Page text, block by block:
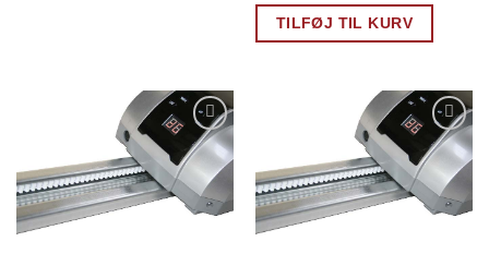
TILFØJ TIL KURV
Add to
Wishlist
Add to
Wishlist